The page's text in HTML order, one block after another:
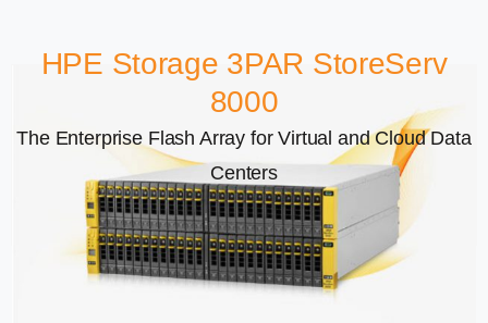
HPE Storage 3PAR StoreServ
8000
The Enterprise Flash Array for Virtual and Cloud Data
Centers